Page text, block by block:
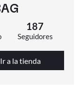
187
Seguidores
Ir a la tienda